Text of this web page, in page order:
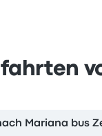
Mariana bus